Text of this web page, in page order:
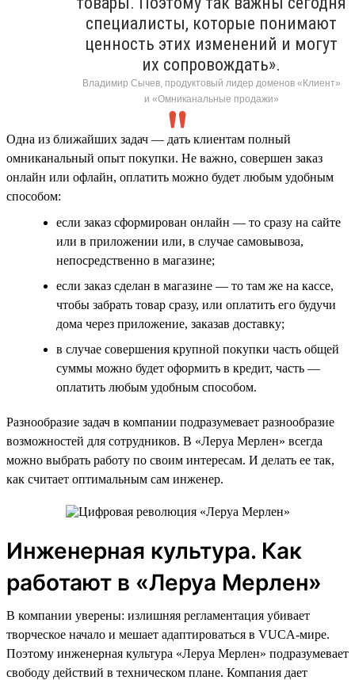
специалисты, которые понимают
ценность этих изменений и могут
их сопровождать».
Владимир Сычев, продуктовый лидер доменов «Клиент»
и «Омниканальные продажи»
Одна из ближайших задач — дать клиентам полный
омниканальный опыт покупки. Не важно, совершен заказ
онлайн или офлайн, оплатить можно будет любым удобным
способом:
если заказ сформирован онлайн — то сразу на сайте
или в приложении или, в случае самовывоза,
непосредственно в магазине;
если заказ сделан в магазине — то там же на кассе,
чтобы забрать товар сразу, или оплатить его будучи
дома через приложение, заказав доставку;
в случае совершения крупной покупки часть общей
суммы можно будет оформить в кредит, часть —
оплатить любым удобным способом.
Разнообразие задач в компании подразумевает разнообразие
возможностей для сотрудников. В «Леруа Мерлен» всегда
можно выбрать работу по своим интересам. И делать ее так,
как считает оптимальным сам инженер.
Инженерная культура. Как
работают в «Леруа Мерлен»
В компании уверены: излишняя регламентация убивает
творческое начало и мешает адаптироваться в VUCA-мире.
Поэтому инженерная культура «Леруа Мерлен» подразумевает
свободу действий в техническом плане. Компания дает